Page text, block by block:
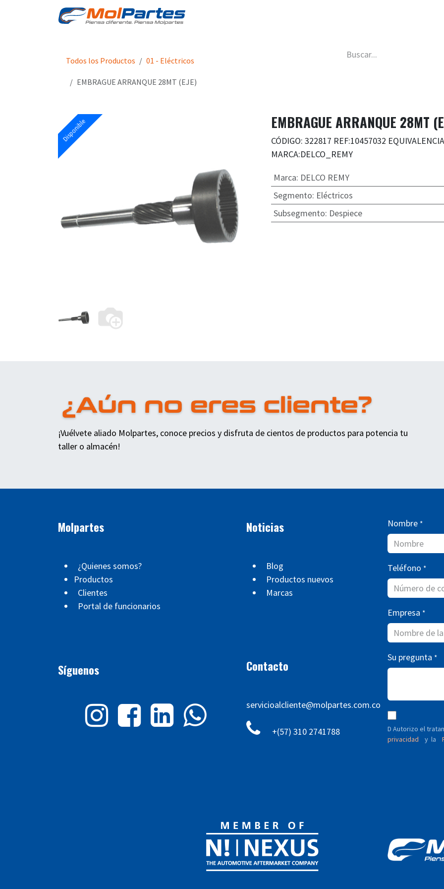
Todos los Productos 01 - Eléctricos
EMBRAGUE ARRANQUE 28MT (EJE)
Disponible
Disponible EMBRAGUE ARRANQUE 28MT
CÓDIGO: 322817 REF:10457032
MARCA:DELCO_REMY
Marca: DELCO REMY
Segmento: Eléctricos
Subsegmento: Despiece
¡Vuélvete aliado Molpartes, conoce precios y disfruta de cientos de productos para potencia tu
taller o almacén!
Molpartes
¿Quienes somos?
Productos
Clientes
Portal de funcionarios
Síguenos
Noticias
Blog
Productos nuevos
Marcas
Contacto
servicioalcliente@molpartes.com.co
+(57) 310 2741788
Nombre *
Teléfono *
Empresa *
Su pregunta *
D Autorizo ​​el
privacidad
y la